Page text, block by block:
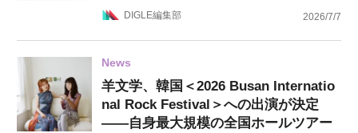
DIGLE編集部 2026/7/7
News
羊文学、韓国＜2026 Busan Internatio
nal Rock Festival＞への出演が決定
——自身最大規模の全国ホールツアー